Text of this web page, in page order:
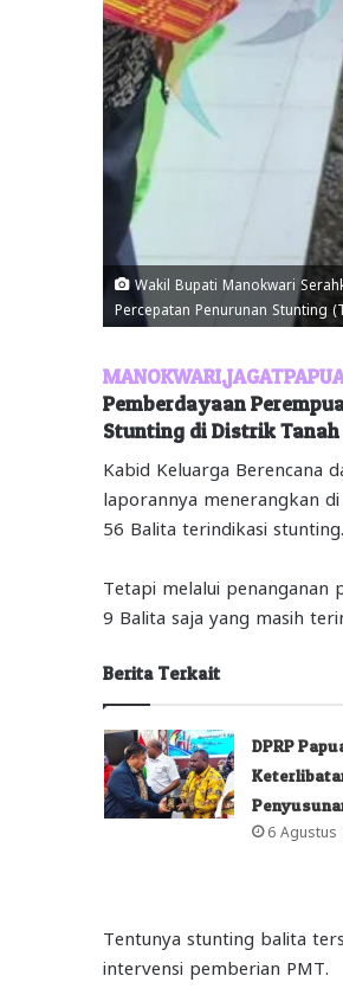
Wakil Bupati Manokwari
Percepatan Penurunan Stunting
Pemberdayaan
Stunting di Distrik
Kabid Keluarga Berencana
laporannya menerangkan
56 Balita terindikasi stunting.
Tetapi melalui penanganan
9 Balita saja yang masih
Berita Terkait
DPRP
6 Agustus
Tentunya stunting balita
intervensi pemberian PMT.